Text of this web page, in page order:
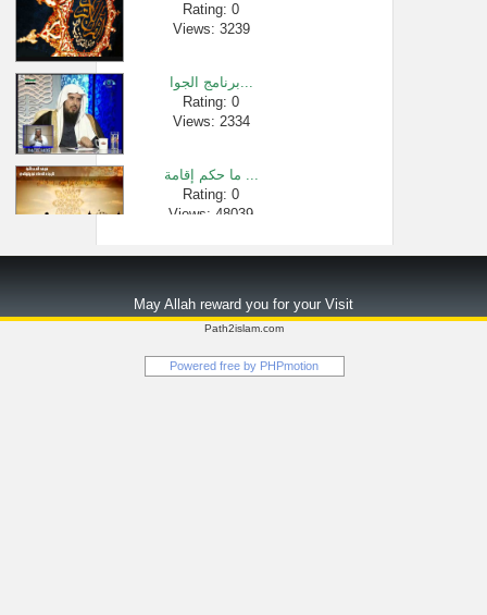
Rating: 0
Views: 3239
برنامج الجوا...
Rating: 0
Views: 2334
ما حكم إقامة ...
Rating: 0
Views: 48039
Views: 1021604
سورة البقرة �...
Rating: 0
May Allah reward you for your Visit
Path2islam.com
Powered free by PHPmotion